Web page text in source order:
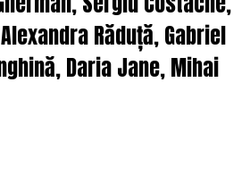
Răduță, Gabriel
Daria Jane, Mihai